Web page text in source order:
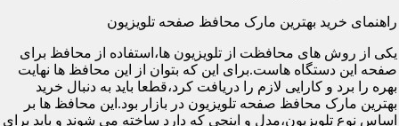
راهنمای خرید بهترین مارک محافظ صفحه تلویزیون
یکی از روش های محافظت از تلویزیون ها،استفاده از محافظ برای
صفحه این دستگاه هاست.برای این که بتوان از این محافظ ها نهایت
بهره را برد و کارایی لازم را دریافت کرد،قطعا باید به دنبال خرید
بهترین مارک محافظ صفحه تلویزیون در بازار بود.این محافظ ها بر
اساس نوع تلویزیون،مدل و اینچی که دارد ساخته می شوند و باید برای